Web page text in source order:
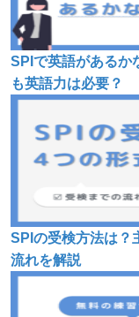
SPIで英語があるか
も英語力は必要？
SPIの受検方法は？
流れを解説